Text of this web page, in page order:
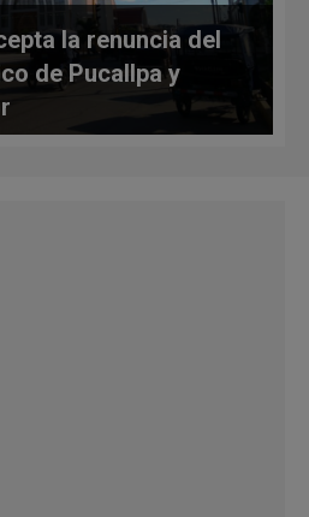
la renuncia del
de Pucallpa y